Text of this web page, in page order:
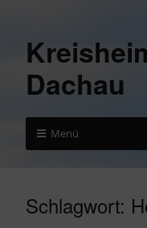
Dachau
Menü
Schlagwort: